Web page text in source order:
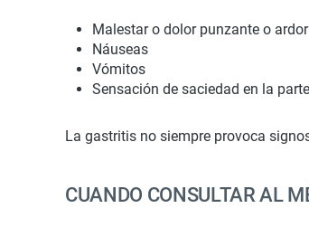
Malestar o dolor punzante o
Náuseas
Vómitos
Sensación de saciedad en la
La gastritis no siempre provoca
CUANDO CONSULTAR AL